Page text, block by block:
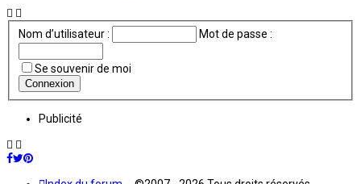
Nom d’utilisateur : Mot de passe :
Se souvenir de moi
Publicité